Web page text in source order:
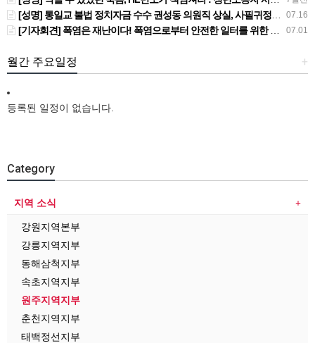
07.16
[성명] 통일교 불법 정치자금 수수 권성동 의원직 상실, 사필귀정이다
07.01
[기자회견] 폭염은 재난이다! 폭염으로부터 안전한 일터를 위한 민주노총 강원지역본부 폭염감시단 선포 기자회견
+
월간 주요일정
등록된 일정이 없습니다.
Category
지역 소식
강원지역본부
강릉지역지부
동해삼척지부
속초지역지부
원주지역지부
춘천지역지부
태백정선지부